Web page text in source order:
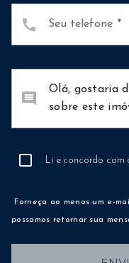
Seu telefone
call
comment
Li e concordo com
Forneça ao menos um e-
possamos retornar sua